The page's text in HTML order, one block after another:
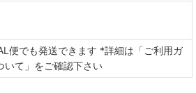
便でも発送できます *詳細は「ご利用ガ
いて」をご確認下さい